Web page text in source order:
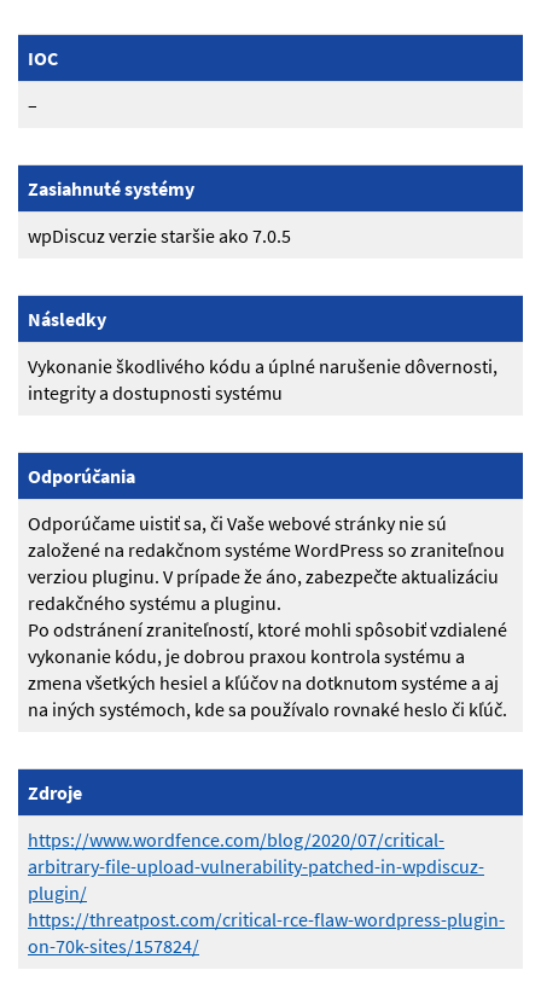
IOC
–
Zasiahnuté systémy
wpDiscuz verzie staršie ako 7.0.5
Následky
Vykonanie škodlivého kódu a úplné narušenie dôvernosti,
integrity a dostupnosti systému
Odporúčania
Odporúčame uistiť sa, či Vaše webové stránky nie sú
založené na redakčnom systéme WordPress so zraniteľnou
verziou pluginu. V prípade že áno, zabezpečte aktualizáciu
redakčného systému a pluginu.
Po odstránení zraniteľností, ktoré mohli spôsobiť vzdialené
vykonanie kódu, je dobrou praxou kontrola systému a
zmena všetkých hesiel a kľúčov na dotknutom systéme a aj
na iných systémoch, kde sa používalo rovnaké heslo či kľúč.
Zdroje
https://www.wordfence.com/blog/2020/07/critical-
arbitrary-file-upload-vulnerability-patched-in-wpdiscuz-
plugin/
https://threatpost.com/critical-rce-flaw-wordpress-plugin-
on-70k-sites/157824/